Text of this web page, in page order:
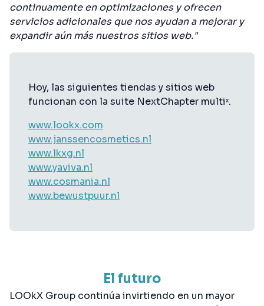
continuamente en optimizaciones y ofrecen
servicios adicionales que nos ayudan a mejorar y
expandir aún más nuestros sitios web."
Hoy, las siguientes tiendas y sitios web
funcionan con la suite NextChapter multiˣ.
www.lookx.com
www.janssencosmetics.nl
www.lkxg.nl
www.yaviva.nl
www.cosmania.nl
www.bewustpuur.nl
El futuro
LOOkX Group continúa invirtiendo en un mayor